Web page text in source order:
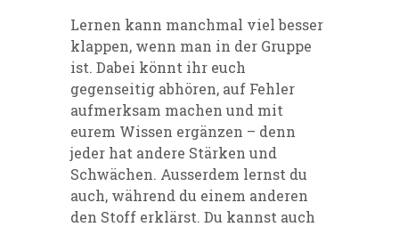
Lernen kann manchmal viel besser
klappen, wenn man in der Gruppe
ist. Dabei könnt ihr euch
gegenseitig abhören, auf Fehler
aufmerksam machen und mit
eurem Wissen ergänzen – denn
jeder hat andere Stärken und
Schwächen. Ausserdem lernst du
auch, während du einem anderen
den Stoff erklärst. Du kannst auch